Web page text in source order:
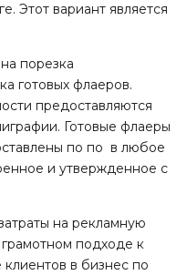
Этот вариант является
порезка
готовых флаеров.
предоставляются
Готовые флаеры
по по в любое
и утвержденное с
на рекламную
подходе к
в бизнес по